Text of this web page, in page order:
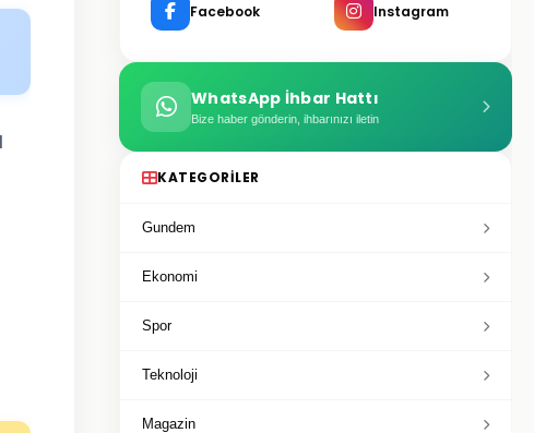
Facebook Instagram
WhatsApp İhbar Hattı
Bize haber gönderin, ihbarınızı iletin
KATEGORILER
Gundem
Ekonomi
Spor
Teknoloji
Magazin